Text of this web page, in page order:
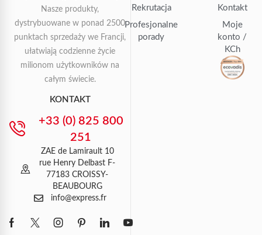
Nasze produkty,
dystrybuowane w ponad 2500
punktach sprzedaży we Francji,
ułatwiają codzienne życie
milionom użytkowników na
całym świecie.
KONTAKT
+33 (0) 825 800
251
ZAE de Lamirault 10
rue Henry Delbast F-
77183 CROISSY-
BEAUBOURG
info@express.fr
Rekrutacja
Profesjonalne
porady
Kontakt
Moje
konto /
KCh